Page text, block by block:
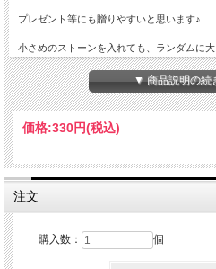
プレゼント等にも贈りやすいと思います♪
小さめのストーンを入れても、ランダムに
ストーンのお色や、配置・大きさで雰囲気
（制作サンプル画像は
・Vカットストーン SS4～SS20
・ファンシーストーン
・デコリシャスグルー を使用しています。
★☆☆☆☆
星部分：最大縦幅約28mm
クリップ部分を含んだ最大全長約73mm
グルー埋め込み部分は、小さな小傷や凹凸等
▼ 商品説明の続
価格:330円(税込)
注文
購入数： 個